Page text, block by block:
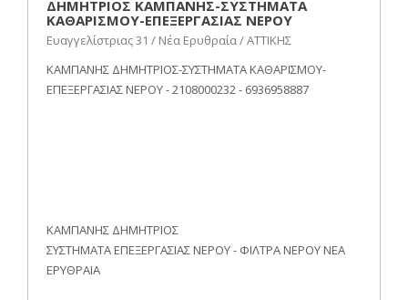
ΔΗΜΗΤΡΙΟΣ ΚΑΜΠΑΝΗΣ-ΣΥΣΤΗΜΑΤΑ
ΚΑΘΑΡΙΣΜΟΥ-ΕΠΕΞΕΡΓΑΣΙΑΣ ΝΕΡΟΥ
Ευαγγελίστριας 31 / Νέα Ερυθραία / ΑΤΤΙΚΗΣ
ΚΑΜΠΑΝΗΣ ΔΗΜΗΤΡΙΟΣ-ΣΥΣΤΗΜΑΤΑ ΚΑΘΑΡΙΣΜΟΥ-
ΕΠΕΞΕΡΓΑΣΙΑΣ ΝΕΡΟΥ - 2108000232 - 6936958887
ΚΑΜΠΑΝΗΣ ΔΗΜΗΤΡΙΟΣ
ΣΥΣΤΗΜΑΤΑ ΕΠΕΞΕΡΓΑΣΙΑΣ ΝΕΡΟΥ - ΦΙΛΤΡΑ ΝΕΡΟΥ ΝΕΑ
ΕΡΥΘΡΑΙΑ